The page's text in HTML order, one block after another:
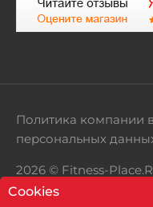
2026 © Fitness-
Территория
Политика компании
персональных
Cookies